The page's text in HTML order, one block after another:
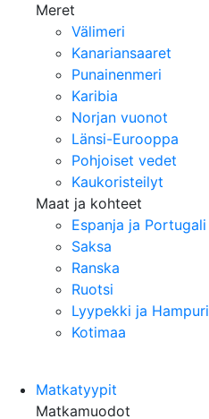
Meret
Välimeri
Kanariansaaret
Punainenmeri
Karibia
Norjan vuonot
Länsi-Eurooppa
Pohjoiset vedet
Kaukoristeilyt
Maat ja kohteet
Espanja ja Portugali
Saksa
Ranska
Ruotsi
Lyypekki ja Hampuri
Kotimaa
Matkatyypit
Matkamuodot